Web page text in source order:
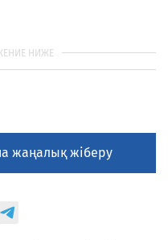
жаңалық жіберу